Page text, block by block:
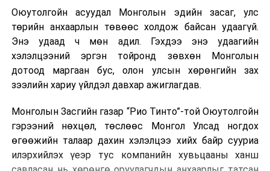
Оюутолгойн асуудал Монголын эдийн засаг, улс
төрийн анхаарлын төвөөс холдож байсан удаагүй.
Энэ удаад ч мөн адил. Гэхдээ энэ удаагийн
хэлэлцээний эргэн тойронд зөвхөн Монголын
дотоод маргаан бус, олон улсын хөрөнгийн зах
зээлийн хариу үйлдэл давхар ажиглагдав.
Монголын Засгийн газар “Рио Тинто”-той Оюутолгойн
гэрээний нөхцөл, төслөөс Монгол Улсад ногдох
өгөөжийн талаар дахин хэлэлцээ хийх байр сууриа
илэрхийлэх үеэр тус компанийн хувьцааны ханш